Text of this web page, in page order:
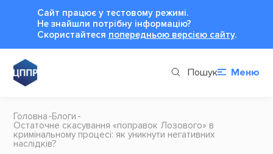
Сайт працює у тестовому режимі.
Не знайшли потрібну інформацію?
Cкористайтеся попередньою версією сайту.
Пошук Меню
Головна Блоги
Остаточне скасування «поправок Лозового» в
кримінальному процесі: як уникнути негативних
наслідків?